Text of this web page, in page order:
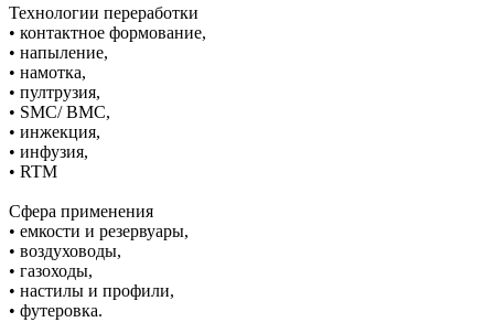
Технологии переработки
• контактное формование,
• напыление,
• намотка,
• пултрузия,
• SMC/ BMC,
• инжекция,
• инфузия,
• RTM
Сфера применения
• емкости и резервуары,
• воздуховоды,
• газоходы,
• настилы и профили,
• футеровка.